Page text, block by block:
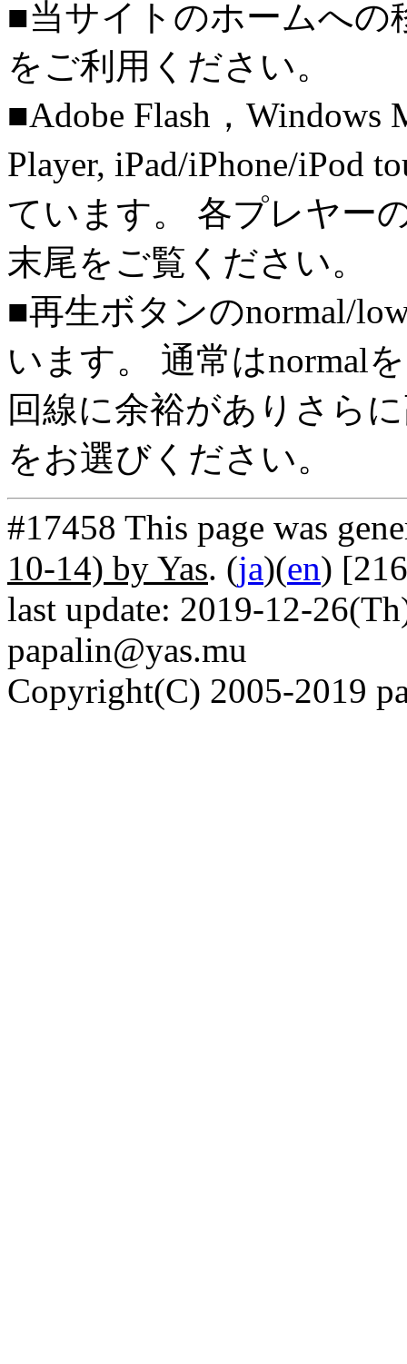
■当サイトのホームへの
をご利用ください。
■Adobe Flash，Windows
Player, iPad/iPhone/iPod
ています。 各プレヤー
末尾をご覧ください。
■再生ボタンのnormal/
います。 通常はnormal
回線に余裕がありさら
をお選びください。
#17458 This page was
10-14) by Yas. (ja)(en)
last update: 2019-12-
papalin@yas.mu
Copyright(C) 2005-2019